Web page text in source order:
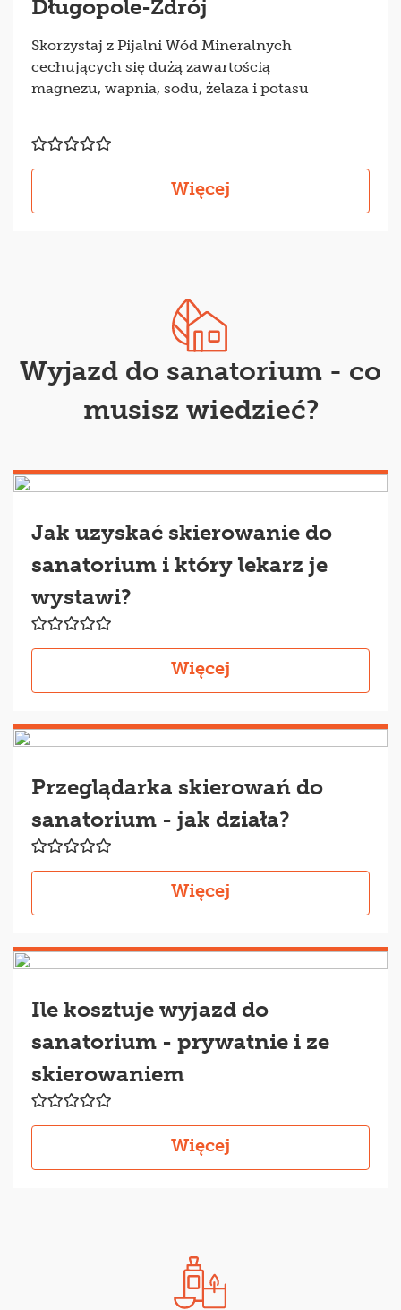
Długopole-Zdrój
Skorzystaj z Pijalni Wód Mineralnych
cechujących się dużą zawartością
magnezu, wapnia, sodu, żelaza i potasu
Więcej
Wyjazd do sanatorium - co
musisz wiedzieć?
Jak uzyskać skierowanie do
sanatorium i który lekarz je
wystawi?
Więcej
Przeglądarka skierowań do
sanatorium - jak działa?
Więcej
Ile kosztuje wyjazd do
sanatorium - prywatnie i ze
skierowaniem
Więcej